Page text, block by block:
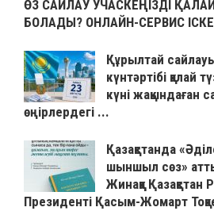
ӨЗ САЙЛАУ УЧАСКЕҢІЗДІ
БОЛАДЫ? ОНЛАЙН-СЕРВИС
Құрылтай
күнтәртібі қалай
күні жақындаған
өңірлердегі ...
Қазақстанда
шыншыл сөз»
Жинаққа
Президенті Қасым-Жомарт